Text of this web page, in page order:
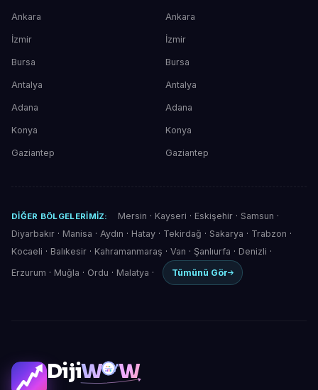
Ankara
İzmir
Bursa
Antalya
Adana
Konya
Gaziantep
Ankara
İzmir
Bursa
Antalya
Adana
Konya
Gaziantep
DIĞER BÖLGELERIMIZ: Mersin · Kayseri · Eskişehir· Samsun ·
Diyarbakır · Manisa · Aydın · Hatay · Tekirdağ · Sakarya · Trabzon ·
Kocaeli · Balıkesir · Kahramanmaraş · Van · Şanlıurfa · Denizli ·
Erzurum · Muğla · Ordu · Malatya · Tümünü Gör
DijiW W